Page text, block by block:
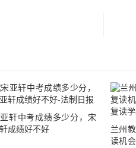
轩中考成绩多少分，宋
成绩好不好
兰州
读机